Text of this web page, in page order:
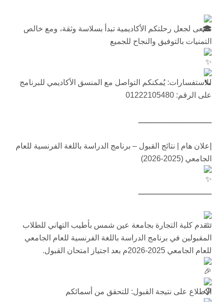
نسعى لجعل رحلتكم الأكاديمية تبدأ بسلاسة وثقة، ومع خالص
التمنيات بالتوفيق والنجاح للجميع
للاستفسارات: يُمكنكم التواصل مع المنسق الأكاديمي للبرنامج
على الرقم: 01222105480
ــــــــــــــــــــــــــــــ
إعلان هام | نتائج القبول – برنامج الدراسة باللغة الفرنسية للعام
الجامعي (2025-2026)
ــــــــــــــــــــــــــــــ
تتقدم كلية التجارة بجامعة عين شمس بأطيب التهاني للطلاب
المقبولين في برنامج الدراسة باللغة الفرنسية للعام الجامعي
للعام الجامعي 2025-2026م بعد اجتياز امتحان القبول.
الاطلاع على نتيجة القبول: للتحقق من أسمائكم